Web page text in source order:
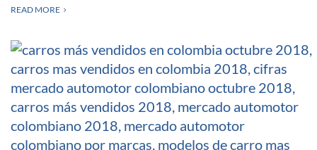
READ MORE